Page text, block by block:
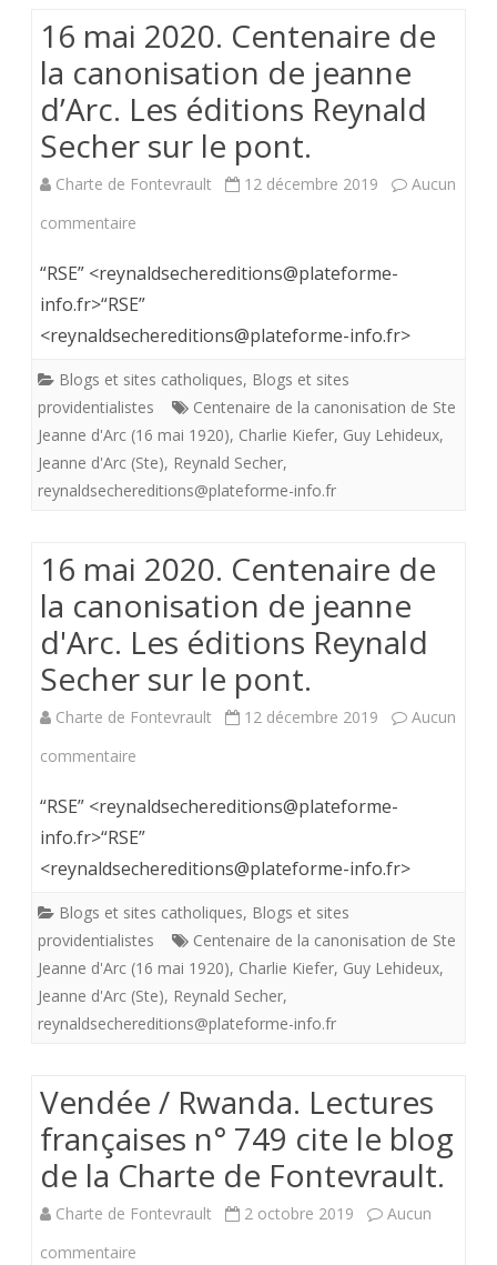
16 mai 2020. Centenaire de
la canonisation de jeanne
d’Arc. Les éditions Reynald
Secher sur le pont.
Charte de Fontevrault 12 décembre 2019
Aucun
commentaire
mai
2020.
Centenaire
de
la
canonisation
jeanne
d’Arc.
Les
éditions
Reynald
sur
le
“RSE” <reynaldsechereditions@plateforme-
info.fr>“RSE”
<reynaldsechereditions@plateforme-info.fr>
Blogs et sites catholiques, Blogs et sites
providentialistes
Centenaire de la canonisation de Ste
Jeanne d'Arc (16 mai 1920), Charlie Kiefer, Guy Lehideux,
Jeanne d'Arc (Ste), Reynald Secher,
reynaldsechereditions@plateforme-info.fr
16 mai 2020. Centenaire de
la canonisation de jeanne
d'Arc. Les éditions Reynald
Secher sur le pont.
Charte de Fontevrault 12 décembre 2019
Aucun
commentaire
mai
2020.
Centenaire
de
la
canonisation
jeanne
d'Arc.
Les
éditions
“RSE” <reynaldsechereditions@plateforme-
info.fr>“RSE”
<reynaldsechereditions@plateforme-info.fr>
Blogs et sites catholiques, Blogs et sites
providentialistes
Centenaire de la canonisation de Ste
Jeanne d'Arc (16 mai 1920), Charlie Kiefer, Guy Lehideux,
Jeanne d'Arc (Ste), Reynald Secher,
reynaldsechereditions@plateforme-info.fr
Vendée / Rwanda. Lectures
françaises n° 749 cite le blog
de la Charte de Fontevrault.
Charte de Fontevrault 2 octobre 2019
Aucun
commentaire